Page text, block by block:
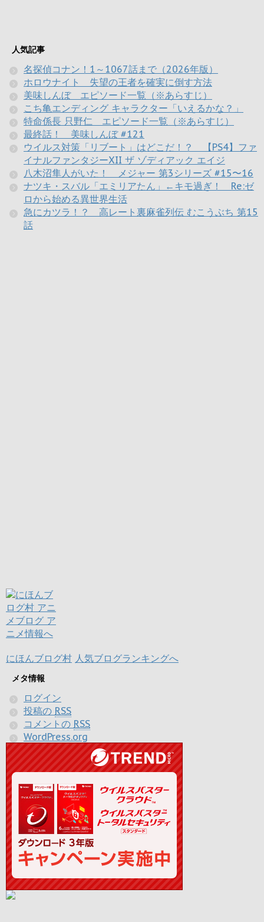
人気記事
名探偵コナン！1～1067話まで（2026年版）
ホロウナイト 失望の王者を確実に倒す方法
美味しんぼ エピソード一覧（※あらすじ）
こち亀エンディング キャラクター「いえるかな？」
特命係長 只野仁 エピソード一覧（※あらすじ）
最終話！ 美味しんぼ #121
ウイルス対策「リブート」はどこだ！？ 【PS4】ファ
イナルファンタジーXII ザ ゾディアック エイジ
八木沼隼人がいた！ メジャー 第3シリーズ #15〜16
ナツキ・スバル「エミリアたん」←キモ過ぎ！ Re:ゼ
ロから始める異世界生活
急にカツラ！？ 高レート裏麻雀列伝 むこうぶち 第15
話
にほんブログ村 人気ブログランキングへ
メタ情報
ログイン
投稿の RSS
コメントの RSS
WordPress.org